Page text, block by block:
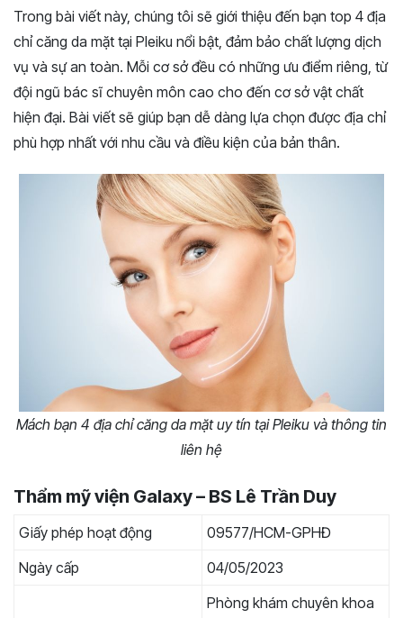
Trong bài viết này, chúng tôi sẽ giới thiệu đến bạn top 4 địa
chỉ căng da mặt tại Pleiku nổi bật, đảm bảo chất lượng dịch
vụ và sự an toàn. Mỗi cơ sở đều có những ưu điểm riêng, từ
đội ngũ bác sĩ chuyên môn cao cho đến cơ sở vật chất
hiện đại. Bài viết sẽ giúp bạn dễ dàng lựa chọn được địa chỉ
phù hợp nhất với nhu cầu và điều kiện của bản thân.
Mách bạn 4 địa chỉ căng da mặt uy tín tại Pleiku và thông tin
liên hệ
Thẩm mỹ viện Galaxy – BS Lê Trần Duy
Giấy phép hoạt động
09577/HCM-GPHĐ
Ngày cấp
04/05/2023
Phòng khám chuyên khoa